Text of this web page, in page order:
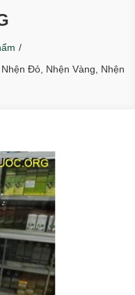
Đỏ, Nhện Vàng, Nhện